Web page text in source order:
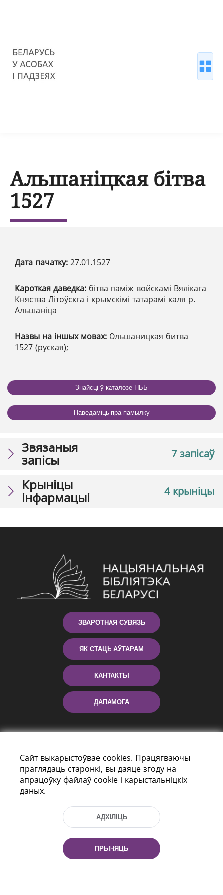
Альшаніцкая бітва
1527
Дата пачатку: 27.01.1527
Кароткая даведка: бітва паміж войскамі Вялікага
Княства Літоўскга і крымскімі татарамі каля р.
Альшаніца
Назвы на іншых мовах: Ольшаницкая битва
1527 (руская);
Знайсці ў каталозе НББ
Паведаміць пра памылку
7 запісаў
Звязаныя
запісы
4 крыніцы
Крыніцы
інфармацыі
ЗВАРОТНАЯ СУВЯЗЬ
ЯК СТАЦЬ АЎТАРАМ
КАНТАКТЫ
ДАПАМОГА
праспект Незалежнасці 116
г. Мiнск, Рэспубліка Беларусь, 220114
Тэл.: (+375 17) 368 37 37, Факс: (+375 17)
Эл. пошта: inbox@nlb.by
Сайт выкарыстоўвае cookies. Працягваючы
праглядаць старонкі, вы даяце згоду на
апрацоўку файлаў cookie і карыстальніцкіх
даных.
АДХІЛІЦЬ
ПРЫНЯЦЬ